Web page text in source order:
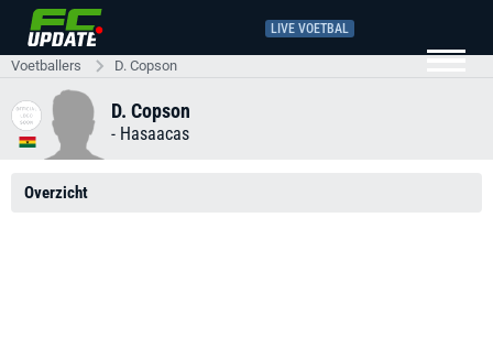
LIVE VOETBAL
Voetballers D. Copson
D. Copson
- Hasaacas
Overzicht